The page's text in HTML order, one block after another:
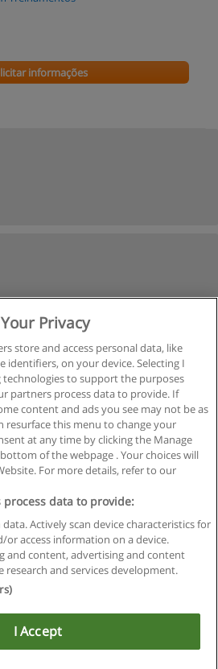
informações
Regras de uso
de dados
contato com Educaedu
Business S.L. - CIF : B-95610580: -
para melhorar nossos serviços.
Privacy
store and access personal data, like
identifiers, on your device. Selecting I
technologies to support the purposes
partners process data to provide. If
content and ads you see may not be as
resurface this menu to change your
at any time by clicking the Manage
of the webpage . Your choices will
For more details, refer to our
data to provide:
Actively scan device characteristics for
access information on a device.
and content, advertising and content
research and services development.
I Accept